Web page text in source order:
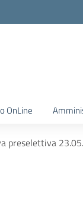
OnLine
preselettiva